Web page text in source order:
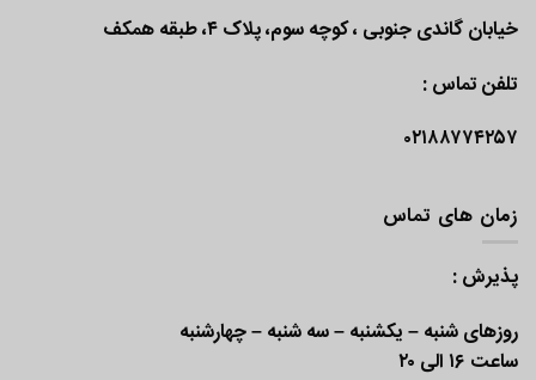
خیابان گاندی جنوبی ، کوچه سوم، پلاک ۴، طبقه همکف
تلفن تماس :
۰۲۱۸۸۷۷۴۲۵۷
زمان های تماس
پذیرش :
روزهای شنبه – یکشنبه – سه شنبه – چهارشنبه
ساعت ۱۶ الی ۲۰